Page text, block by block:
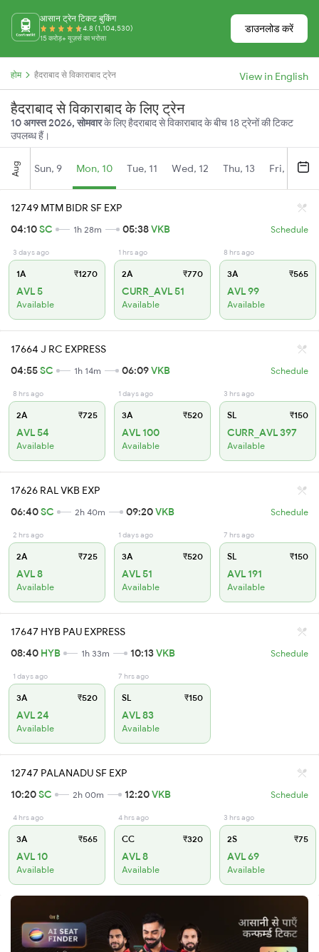
आसान ट्रेन टिकट बुकिंग
4.8 (1,104,530)
15 करोड़+ यूज़र्स का भरोसा
डाउनलोड करें
होम हैदराबाद से विकाराबाद ट्रेन View in English
हैदराबाद से विकाराबाद के लिए ट्रेन
10 अगस्त 2026, सोमवारके लिए हैदराबाद से विकाराबाद के बीच 18 ट्रेनों की टिकट
उपलब्ध हैं।
Aug Sun, 9 Mon, 10 Tue, 11 Wed, 12 Thu, 13 Fri, 14
12749 MTM BIDR SF EXP
04:10SC 1h 28m 05:38VKB Schedule
3 days ago
1A ₹1270
AVL 5
Available
1 hrs ago
2A ₹770
CURR_AVL 51
Available
8 hrs ago
3A ₹565
AVL 99
Available
17664 J RC EXPRESS
04:55SC 1h 14m 06:09VKB Schedule
8 hrs ago
2A ₹725
AVL 54
Available
1 days ago
3A ₹520
AVL 100
Available
3 hrs ago
SL ₹150
CURR_AVL 397
Available
17626 RAL VKB EXP
06:40SC 2h 40m 09:20VKB Schedule
2 hrs ago
2A ₹725
AVL 8
Available
1 days ago
3A ₹520
AVL 51
Available
7 hrs ago
SL ₹150
AVL 191
Available
17647 HYB PAU EXPRESS
08:40 HYB 1h 33m 10:13VKB Schedule
1 days ago
3A ₹520
AVL 24
Available
7 hrs ago
SL ₹150
AVL 83
Available
12747 PALANADU SF EXP
10:20SC 2h 00m 12:20VKB Schedule
4 hrs ago
3A ₹565
AVL 10
Available
4 hrs ago
CC ₹320
AVL 8
Available
3 hrs ago
2S ₹75
AVL 69
Available